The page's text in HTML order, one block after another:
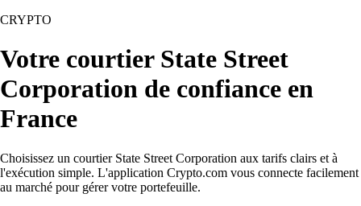
CRYPTO
Votre courtier State Street
Corporation de confiance en
France
Choisissez un courtier State Street Corporation aux tarifs clairs et à
l'exécution simple. L'application Crypto.com vous connecte facilement
au marché pour gérer votre portefeuille.